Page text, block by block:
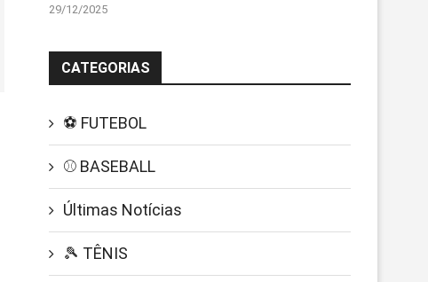
29/12/2025
CATEGORIAS
⚽ FUTEBOL
⚾ BASEBALL
Últimas Notícias
🎾 TÊNIS